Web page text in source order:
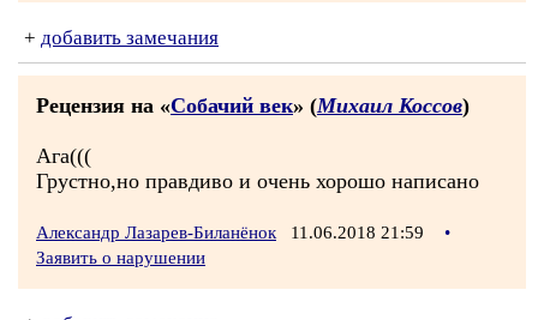
+ добавить замечания
Рецензия на «Собачий век» (Михаил Коссов)
Ага(((
Грустно,но правдиво и очень хорошо написано
Александр Лазарев-Биланёнок 11.06.2018 21:59
•
Заявить о нарушении